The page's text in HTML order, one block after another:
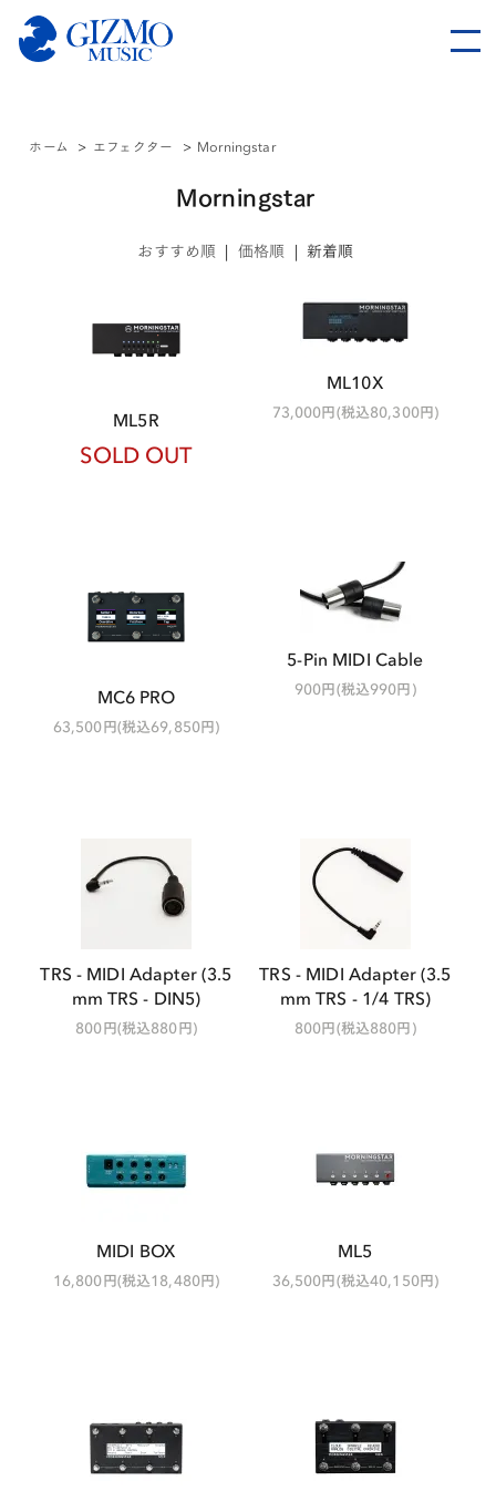
ホーム > エフェクター > Morningstar
Morningstar
おすすめ順 | 価格順 |新着順
ML5R
SOLD OUT
ML10X
73,000円(税込80,300円)
MC6 PRO
63,500円(税込69,850円)
5-Pin MIDI Cable
900円(税込990円)
TRS - MIDI Adapter (3.5
mm TRS - DIN5)
800円(税込880円)
TRS - MIDI Adapter (3.5
mm TRS - 1/4 TRS)
800円(税込880円)
MIDI BOX
16,800円(税込18,480円)
ML5
36,500円(税込40,150円)